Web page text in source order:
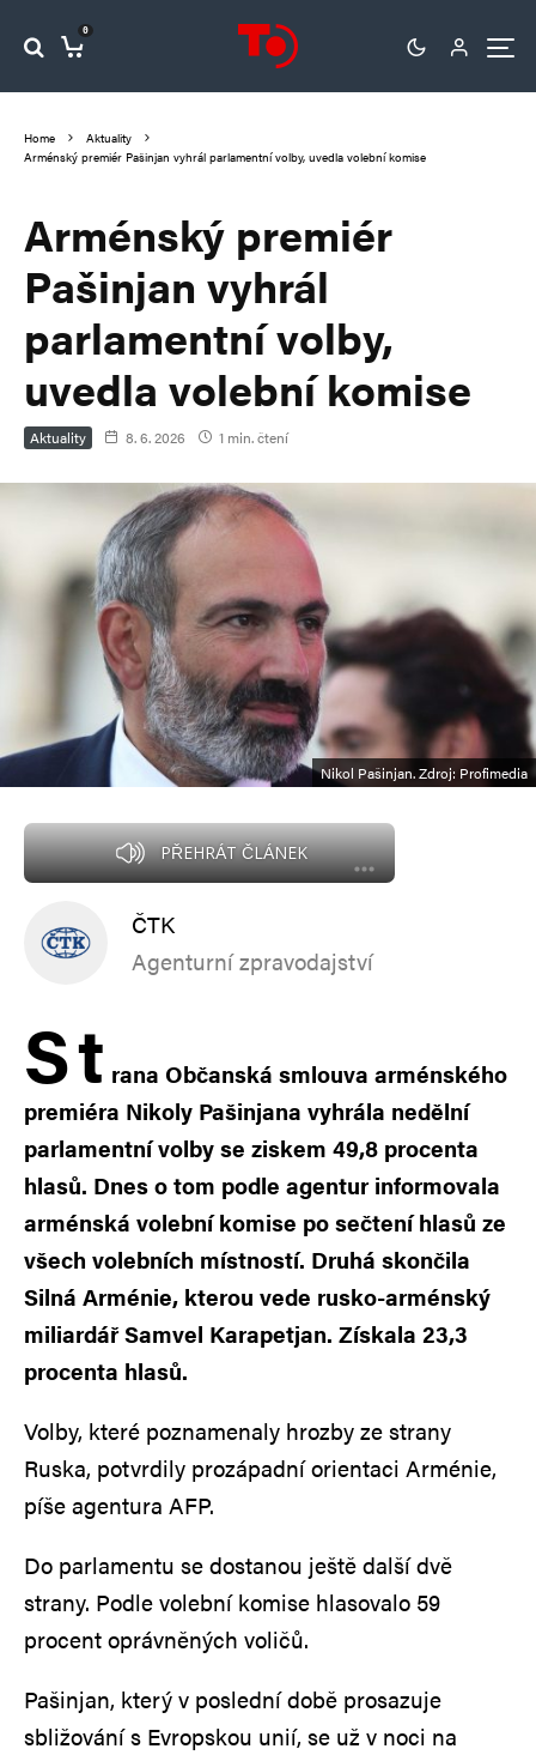
0
Home
Aktuality
Arménský premiér Pašinjan vyhrál parlamentní volby, uvedla volební komise
Arménský premiér
Pašinjan vyhrál
parlamentní volby,
uvedla volební komise
Aktuality 8. 6. 2026 1 min. čtení
Nikol Pašinjan. Zdroj: Profimedia
PŘEHRÁT ČLÁNEK
ČTK
Agenturní zpravodajství
St rana Občanská smlouva arménského
premiéra Nikoly Pašinjana vyhrála nedělní
parlamentní volby se ziskem 49,8 procenta
hlasů. Dnes o tom podle agentur informovala
arménská volební komise po sečtení hlasů ze
všech volebních místností. Druhá skončila
Silná Arménie, kterou vede rusko-arménský
miliardář Samvel Karapetjan. Získala 23,3
procenta hlasů.
Volby, které poznamenaly hrozby ze strany
Ruska, potvrdily prozápadní orientaci Arménie,
píše agentura AFP.
Do parlamentu se dostanou ještě další dvě
strany. Podle volební komise hlasovalo 59
procent oprávněných voličů.
Pašinjan, který v poslední době prosazuje
sbližování s Evropskou unií, se už v noci na